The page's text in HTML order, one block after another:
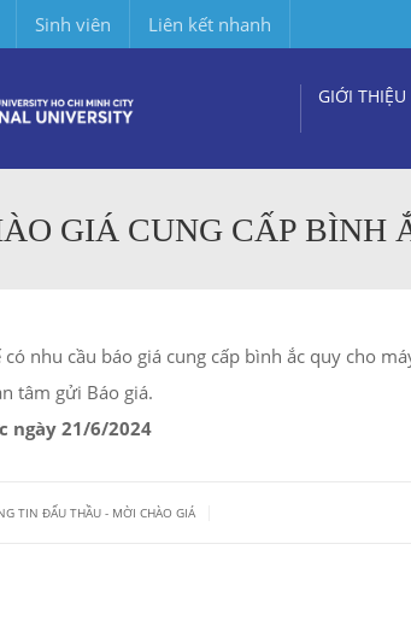
Sinh viên Liên kết nhanh
GIỚI THIỆU
GIÁ CUNG CẤP BÌNH
nhu cầu báo giá cung cấp bình ắc quy cho
tâm gửi Báo giá.
ngày 21/6/2024
TIN ĐẤU THẦU - MỜI CHÀO GIÁ